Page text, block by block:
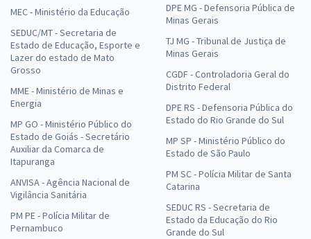
MEC - Ministério da Educação
SEDUC/MT - Secretaria de
Estado de Educação, Esporte e
Lazer do estado de Mato
Grosso
MME - Ministério de Minas e
Energia
MP GO - Ministério Público do
Estado de Goiás - Secretário
Auxiliar da Comarca de
Itapuranga
ANVISA - Agência Nacional de
Vigilância Sanitária
PM PE - Polícia Militar de
Pernambuco
DPE MG - Defensoria Pública de
Minas Gerais
TJ MG - Tribunal de Justiça de
Minas Gerais
CGDF - Controladoria Geral do
Distrito Federal
DPE RS - Defensoria Pública do
Estado do Rio Grande do Sul
MP SP - Ministério Público do
Estado de São Paulo
PM SC - Polícia Militar de Santa
Catarina
SEDUC RS - Secretaria de
Estado da Educação do Rio
Grande do Sul